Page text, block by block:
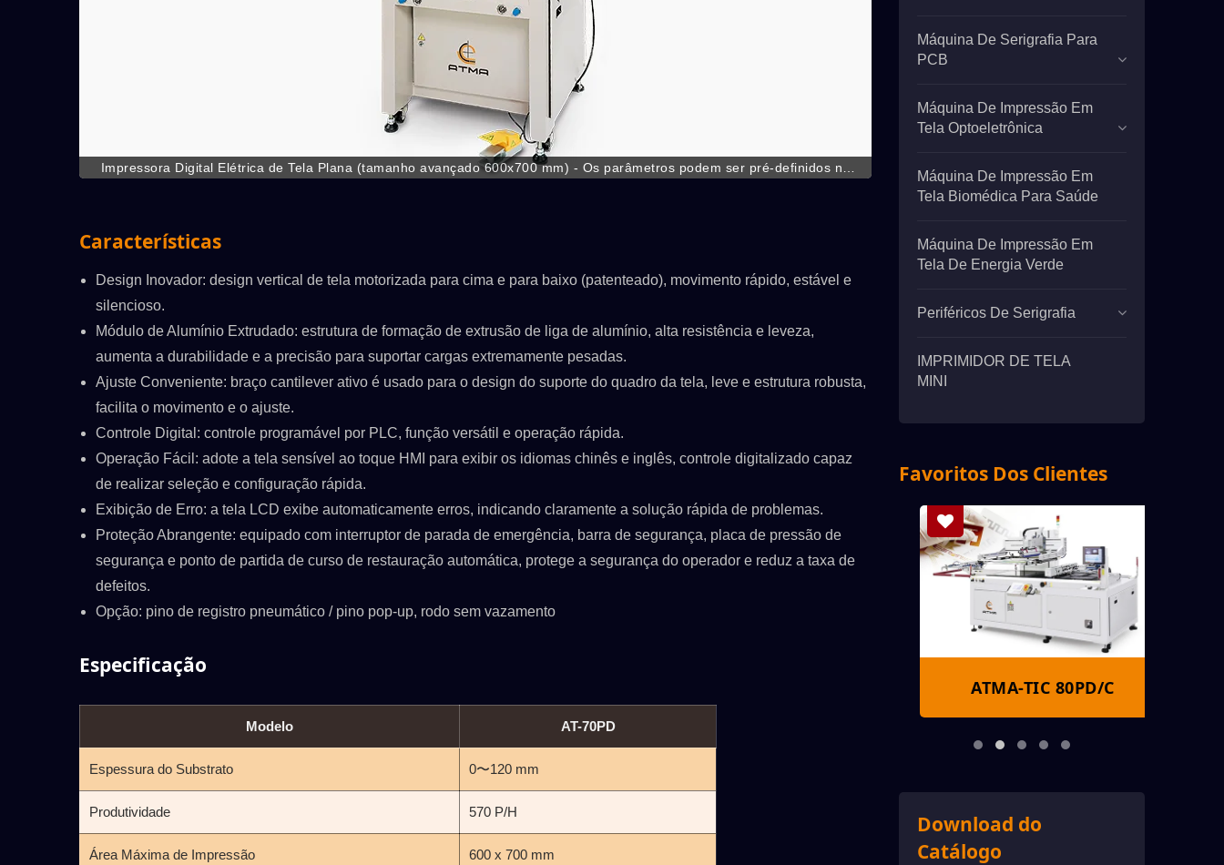
Impressora Digital Elétrica de Tela Plana (tamanho avançado 600x700 mm) - Os parâmetros podem ser pré-definidos no
Características
Design Inovador: design vertical de tela motorizada para cima e para baixo (patenteado), movimento rápido, estável e
silencioso.
Módulo de Alumínio Extrudado: estrutura de formação de extrusão de liga de alumínio, alta resistência e leveza,
aumenta a durabilidade e a precisão para suportar cargas extremamente pesadas.
Ajuste Conveniente: braço cantilever ativo é usado para o design do suporte do quadro da tela, leve e estrutura robusta,
facilita o movimento e o ajuste.
Controle Digital: controle programável por PLC, função versátil e operação rápida.
Operação Fácil: adote a tela sensível ao toque HMI para exibir os idiomas chinês e inglês, controle digitalizado capaz
de realizar seleção e configuração rápida.
Exibição de Erro: a tela LCD exibe automaticamente erros, indicando claramente a solução rápida de problemas.
Proteção Abrangente: equipado com interruptor de parada de emergência, barra de segurança, placa de pressão de
segurança e ponto de partida de curso de restauração automática, protege a segurança do operador e reduz a taxa de
defeitos.
Opção: pino de registro pneumático / pino pop-up, rodo sem vazamento
Especificação
Modelo AT-70PD
Espessura do Substrato 0〜120 mm
Produtividade 570 P/H
Área Máxima de Impressão 600 x 700 mm
Máquina De Serigrafia Para
PCB
Máquina De Impressão Em
Tela Optoeletrônica
Máquina De Impressão Em
Tela Biomédica Para Saúde
Máquina De Impressão Em
Tela De Energia Verde
Periféricos De Serigrafia
IMPRIMIDOR DE TELA
MINI
Favoritos Dos Clientes
ATMA-TIC 80PD/C
Download do
Catálogo